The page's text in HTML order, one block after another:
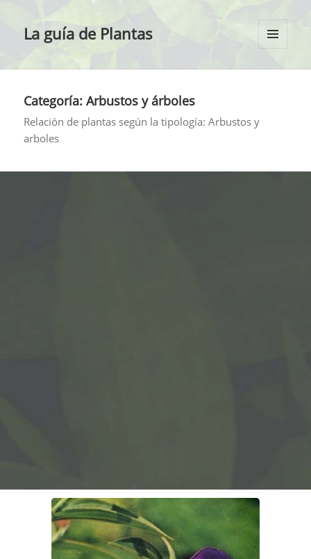
La guía de Plantas
Categoría:Arbustos y árboles
Relación de plantas según la tipología: Arbustos y
arboles